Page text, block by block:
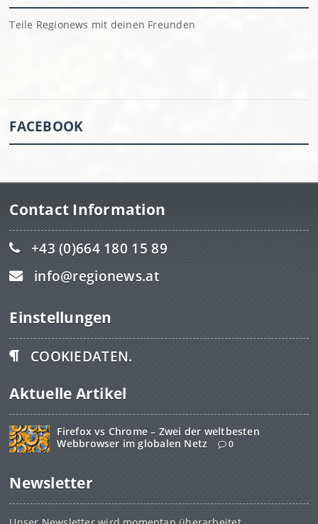
Teile Regionews mit deinen Freunden
FACEBOOK
Contact Information
+43 (0)664 180 15 89
info@regionews.at
Einstellungen
COOKIEDATEN.
Aktuelle Artikel
Firefox vs Chrome – Zwei der weltbesten
Webbrowser im globalen Netz
0
Newsletter